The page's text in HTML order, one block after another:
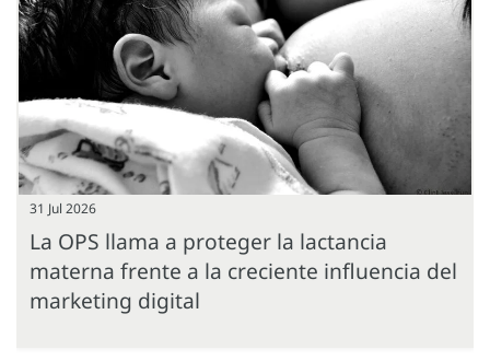
31 Jul 2026
La OPS llama a proteger la lactancia
materna frente a la creciente influencia del
marketing digital